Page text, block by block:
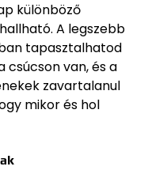
különböző
A legszebb
tapasztalhatod
csúcson van, és a
zavartalanul
mikor és hol